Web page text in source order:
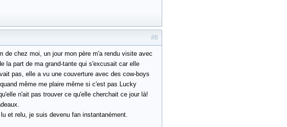
#8
de chez moi, un jour mon père m'a rendu visite avec
la part de ma grand-tante qui s'excusait car elle
pas, elle a vu une couverture avec des cow-boys
même me plaire même si c'est pas Lucky
n'ait pas trouver ce qu'elle cherchait ce jour là!
et relu, je suis devenu fan instantanément.